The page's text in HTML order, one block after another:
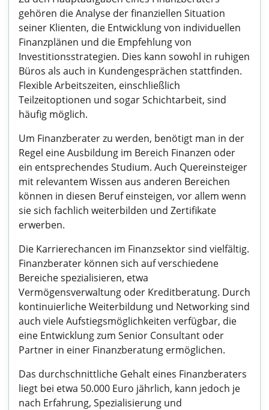
gehören die Analyse der finanziellen Situation
seiner Klienten, die Entwicklung von individuellen
Finanzplänen und die Empfehlung von
Investitionsstrategien. Dies kann sowohl in ruhigen
Büros als auch in Kundengesprächen stattfinden.
Flexible Arbeitszeiten, einschließlich
Teilzeitoptionen und sogar Schichtarbeit, sind
häufig möglich.
Um Finanzberater zu werden, benötigt man in der
Regel eine Ausbildung im Bereich Finanzen oder
ein entsprechendes Studium. Auch Quereinsteiger
mit relevantem Wissen aus anderen Bereichen
können in diesen Beruf einsteigen, vor allem wenn
sie sich fachlich weiterbilden und Zertifikate
erwerben.
Die Karrierechancen im Finanzsektor sind vielfältig.
Finanzberater können sich auf verschiedene
Bereiche spezialisieren, etwa
Vermögensverwaltung oder Kreditberatung. Durch
kontinuierliche Weiterbildung und Networking sind
auch viele Aufstiegsmöglichkeiten verfügbar, die
eine Entwicklung zum Senior Consultant oder
Partner in einer Finanzberatung ermöglichen.
Das durchschnittliche Gehalt eines Finanzberaters
liegt bei etwa 50.000 Euro jährlich, kann jedoch je
nach Erfahrung, Spezialisierung und